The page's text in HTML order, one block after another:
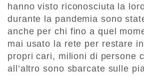
hanno visto riconosciuta la
durante la pandemia sono
anche per chi fino a quel
mai usato la rete per restare
propri cari, milioni di persone
all’altro sono sbarcate sulle